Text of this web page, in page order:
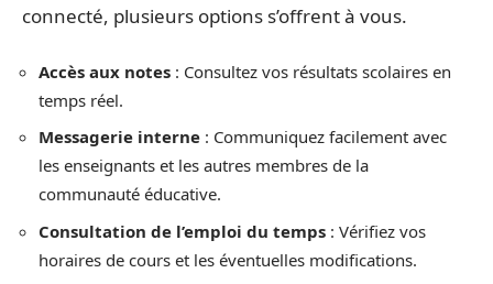
connecté, plusieurs options s’offrent à vous.
Accès aux notes : Consultez vos résultats scolaires en
temps réel.
Messagerie interne : Communiquez facilement avec
les enseignants et les autres membres de la
communauté éducative.
Consultation de l’emploi du temps : Vérifiez vos
horaires de cours et les éventuelles modifications.